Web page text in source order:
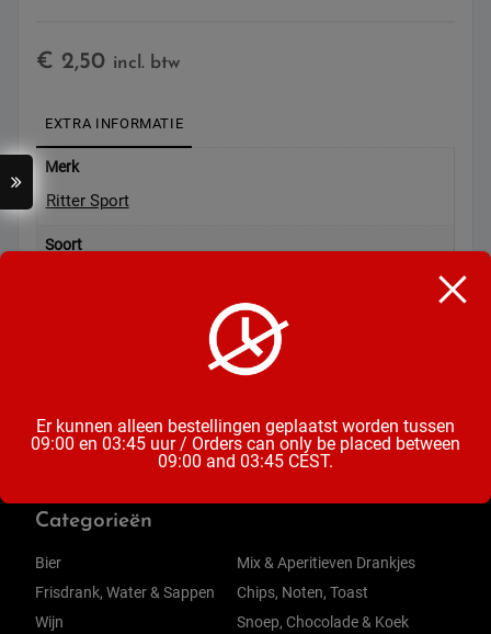
€ 2,50 incl. btw
EXTRA INFORMATIE
Merk
Ritter Sport
Soort
Categorieën
Bier
Frisdrank, Water & Sappen
Wijn
Mix & Aperitieven Drankjes
Chips, Noten, Toast
Snoep, Chocolade & Koek
Er kunnen alleen bestellingen geplaatst worden tussen
09:00 en 03:45 uur / Orders can only be placed between
09:00 and 03:45 CEST.